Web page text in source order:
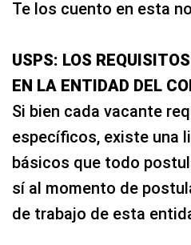
Te los cuento en esta
USPS: LOS
EN LA ENTIDAD DEL
Si bien cada vacante
específicos, existe una
básicos que todo
sí al momento de
de trabajo de esta